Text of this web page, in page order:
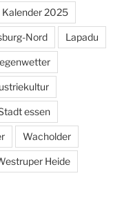
Kalender 2025
Nord Lapadu
essen
Wacholder
Heide